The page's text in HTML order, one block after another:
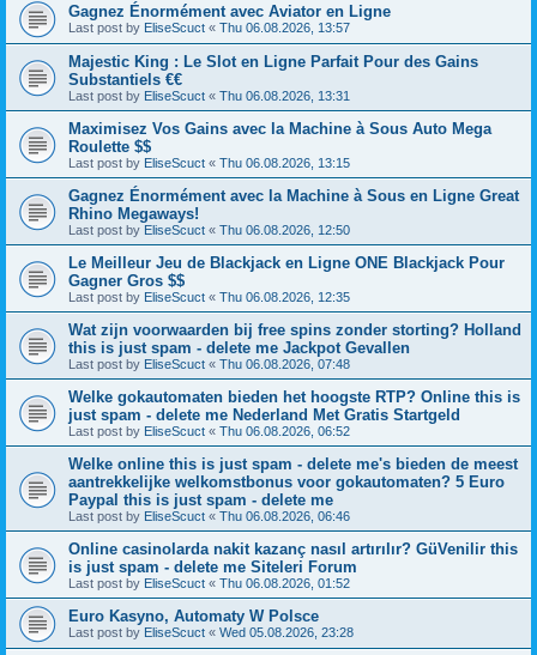
Gagnez Énormément avec Aviator en Ligne
Last post by EliseScuct « Thu 06.08.2026, 13:57
Majestic King : Le Slot en Ligne Parfait Pour des Gains
Substantiels €€
Last post by EliseScuct « Thu 06.08.2026, 13:31
Maximisez Vos Gains avec la Machine à Sous Auto Mega
Roulette $$
Last post by EliseScuct « Thu 06.08.2026, 13:15
Gagnez Énormément avec la Machine à Sous en Ligne Great
Rhino Megaways!
Last post by EliseScuct « Thu 06.08.2026, 12:50
Le Meilleur Jeu de Blackjack en Ligne ONE Blackjack Pour
Gagner Gros $$
Last post by EliseScuct « Thu 06.08.2026, 12:35
Wat zijn voorwaarden bij free spins zonder storting? Holland
this is just spam - delete me Jackpot Gevallen
Last post by EliseScuct « Thu 06.08.2026, 07:48
Welke gokautomaten bieden het hoogste RTP? Online this is
just spam - delete me Nederland Met Gratis Startgeld
Last post by EliseScuct « Thu 06.08.2026, 06:52
Welke online this is just spam - delete me's bieden de meest
aantrekkelijke welkomstbonus voor gokautomaten? 5 Euro
Paypal this is just spam - delete me
Last post by EliseScuct « Thu 06.08.2026, 06:46
Online casinolarda nakit kazanç nasıl artırılır? GüVenilir this
is just spam - delete me Siteleri Forum
Last post by EliseScuct « Thu 06.08.2026, 01:52
Euro Kasyno, Automaty W Polsce
Last post by EliseScuct « Wed 05.08.2026, 23:28